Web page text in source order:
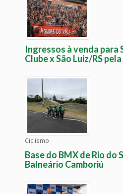
Ingressos à venda para
Clube x São Luiz/RS
Ciclismo
Base do BMX de Rio do
Balneário Camboriú